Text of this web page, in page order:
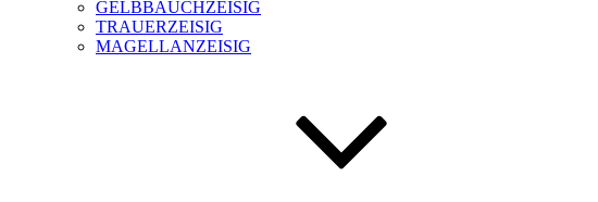
GELBBAUCHZEISIG
TRAUERZEISIG
MAGELLANZEISIG